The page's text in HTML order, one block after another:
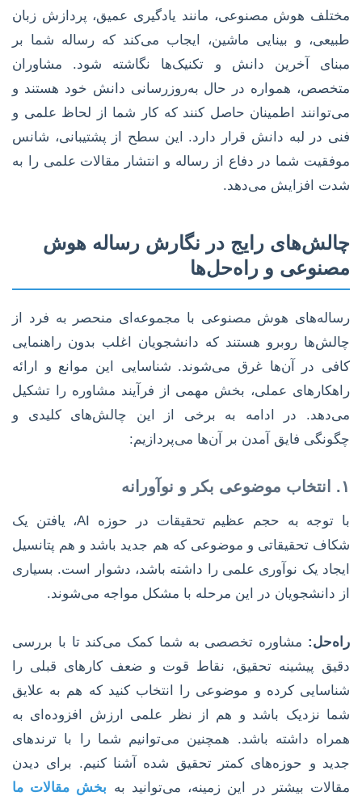
مختلف هوش مصنوعی، مانند یادگیری عمیق، پردازش زبان
طبیعی، و بینایی ماشین، ایجاب می‌کند که رساله شما بر
مبنای آخرین دانش و تکنیک‌ها نگاشته شود. مشاوران
متخصص، همواره در حال به‌روزرسانی دانش خود هستند و
می‌توانند اطمینان حاصل کنند که کار شما از لحاظ علمی و
فنی در لبه دانش قرار دارد. این سطح از پشتیبانی، شانس
موفقیت شما در دفاع از رساله و انتشار مقالات علمی را به
شدت افزایش می‌دهد.
چالش‌های رایج در نگارش رساله هوش
مصنوعی و راه‌حل‌ها
رساله‌های هوش مصنوعی با مجموعه‌ای منحصر به فرد از
چالش‌ها روبرو هستند که دانشجویان اغلب بدون راهنمایی
کافی در آن‌ها غرق می‌شوند. شناسایی این موانع و ارائه
راهکارهای عملی، بخش مهمی از فرآیند مشاوره را تشکیل
می‌دهد. در ادامه به برخی از این چالش‌های کلیدی و
چگونگی فایق آمدن بر آن‌ها می‌پردازیم:
۱. انتخاب موضوعی بکر و نوآورانه
با توجه به حجم عظیم تحقیقات در حوزه AI، یافتن یک
شکاف تحقیقاتی و موضوعی که هم جدید باشد و هم پتانسیل
ایجاد یک نوآوری علمی را داشته باشد، دشوار است. بسیاری
از دانشجویان در این مرحله با مشکل مواجه می‌شوند.
راه‌حل: مشاوره تخصصی به شما کمک می‌کند تا با بررسی
دقیق پیشینه تحقیق، نقاط قوت و ضعف کارهای قبلی را
شناسایی کرده و موضوعی را انتخاب کنید که هم به علایق
شما نزدیک باشد و هم از نظر علمی ارزش افزوده‌ای به
همراه داشته باشد. همچنین می‌توانیم شما را با ترندهای
جدید و حوزه‌های کمتر تحقیق شده آشنا کنیم. برای دیدن
مقالات بیشتر در این زمینه، می‌توانید به بخش مقالات ما